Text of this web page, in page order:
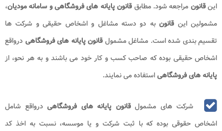
اینقانون مراجعه شود. مطابققانون پایانه های فروشگاهی و سامانه مودیان،
مشمولین اینقانونبه دو دسته مشاغل و اشخاص حقیقی و شرکت ها
تقسیم بندی شده است. مشاغل مشمولقانون پایانه های فروشگاهی درواقع
اشخاص حقیقی بوده که صاحب کسب و کار خود می باشند و به هر نحو، از
پایانه های فروشگاهیاستفاده می نمایند.
شرکت های مشمولقانون پایانه های فروشگاهیدرواقع شامل
اشخاص حقوقی بوده که با ثبت شرکت و یا موسسه، نسبت به اخذ کد